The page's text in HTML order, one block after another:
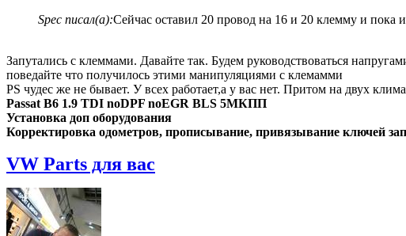
Spec писал(а):Сейчас оставил 20 провод на 16 и 20 клемму и пока
Запутались с клеммами. Давайте так. Будем руководствоваться
поведайте что получилось этими манипуляциями с клемамми
PS чудес же не бывает. У всех работает,а у вас нет. Притом на двух
Passat B6 1.9 TDI noDPF noEGR BLS 5МКПП
Установка доп оборудования
Корректировка одометров, прописывание, привязывание ключей
VW Parts для вас